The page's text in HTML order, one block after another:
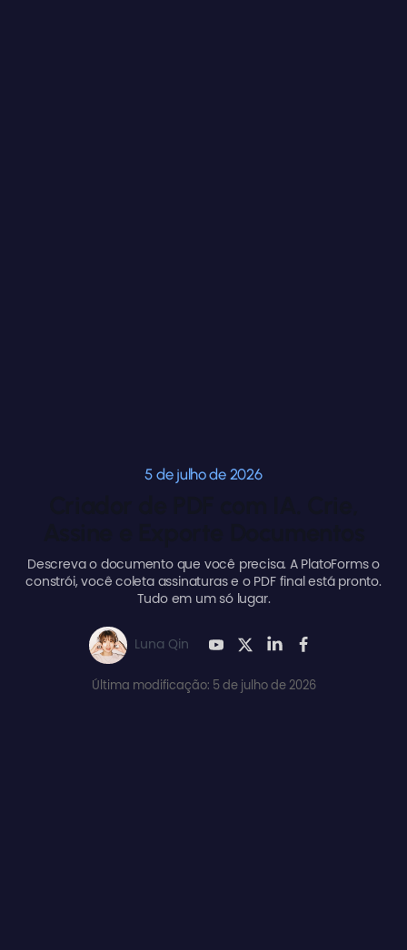
5 de julho de 2026
Descreva o documento que você precisa. A PlatoForms o
constrói, você coleta assinaturas e o PDF final está pronto.
Tudo em um só lugar.
Luna Qin
Última modificação: 5 de julho de 2026